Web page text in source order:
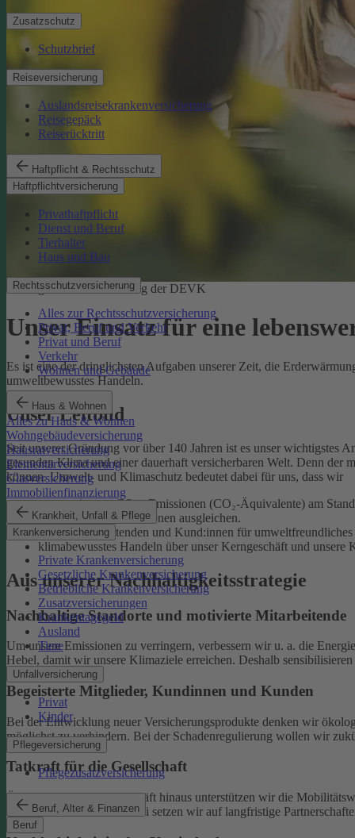
Zusatzschutz
Schutzbrief
Reiseversicherung
Auslandsreisekrankenversicherung
Reisegepäck
Reiserücktritt
Haftpflicht & Rechtsschutz
Haftpflichtversicherung
Privathaftpflicht
Dienst und Beruf
Tierhalter
Haus und Bau
Rechtsschutzversicherung
Alles zur Rechtsschutzversicherung
Privat, Beruf und Verkehr
Privat und Beruf
Verkehr
Wohnen und Gebäude
Haus & Wohnen
Alles zu Haus & Wohnen
Wohngebäudeversicherung
Hausratversicherung
Elementarversicherung
Glasversicherung
Immobilienfinanzierung
Krankheit, Unfall & Pflege
Krankenversicherung
Private Krankenversicherung
Gesetzliche Krankenversicherung
Betriebliche Krankenversicherung
Zusatzversicherungen
Krankentagegeld
Ausland
Tiere
Unfallversicherung
Privat
Kinder
Pflegeversicherung
Pflegezusatzversicherung
Beruf, Alter & Finanzen
Beruf
Ökologische Verantwortung der DEVK
Unser Einsatz für eine
Es ist eine der dringlichsten Aufgaben unserer Zeit, die
umweltbewusstes Handeln.
Unser Leitbild
Seit unserer Gründung vor über 140 Jahren ist es unser wichtigstes
gesunden Klima und einer dauerhaft versicherbaren Welt. Denn der
können.Umwelt- und Klimaschutz bedeutet dabei für uns, dass wir
unsere eigenen CO₂e-Emissionen (CO₂-Äquivalente) am
unvermeidliche Emissionen ausgleichen.
unsere Mitarbeitenden und Kund:innen für
klimabewusstes Handeln über unser Kerngeschäft und unsere
Aus unserer Nachhaltigkeitsstrategie
Nachhaltige Standorte und motivierte Mitarbeitende
Um unsere Emissionen zu verringern, verbessern wir u. a. die
Hebel, damit wir unsere Klimaziele erreichen. Deshalb
Begeisterte Mitglieder, Kundinnen und Kunden
Bei der Entwicklung neuer Versicherungsprodukte denken wir
möglichst zu verhindern. Bei der Schadenregulierung wollen wir
Tatkraft für die Gesellschaft
Über unser tägliches Geschäft hinaus unterstützen wir die
Klimaschutz widmen. Dabei setzen wir auf langfristige